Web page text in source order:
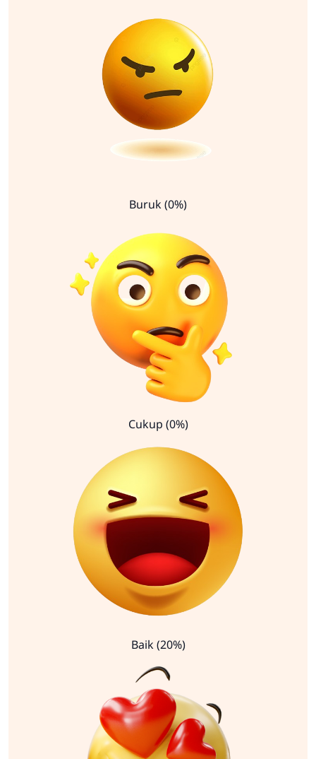
Buruk (0%)
Cukup (0%)
Baik (20%)